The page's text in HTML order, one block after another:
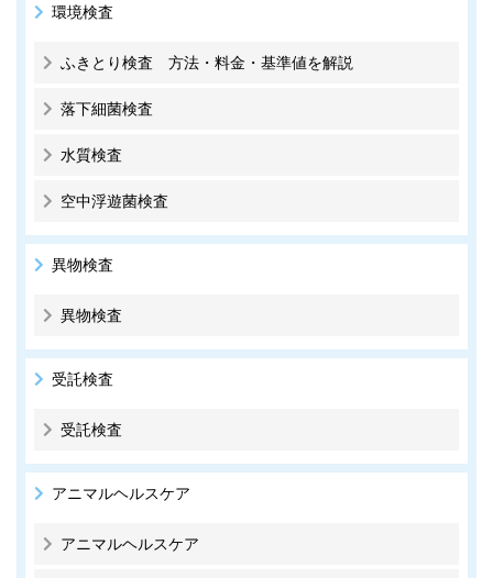
環境検査
ふきとり検査 方法・料金・基準値を解説
落下細菌検査
水質検査
空中浮遊菌検査
異物検査
異物検査
受託検査
受託検査
アニマルヘルスケア
アニマルヘルスケア